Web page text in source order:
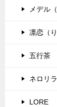
メデル
凛恋（
五行茶
ネロリ
LORE